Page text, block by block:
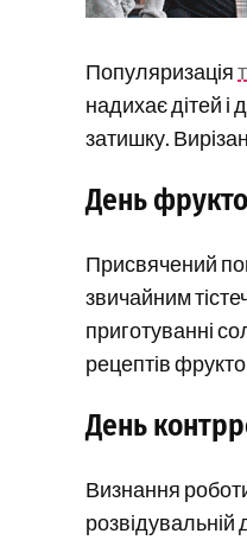
Популяризація
надихає дітей
затишку.
День
Присвячений
звичайним
приготуванні
рецептів
День
Визнання
розвідувальній